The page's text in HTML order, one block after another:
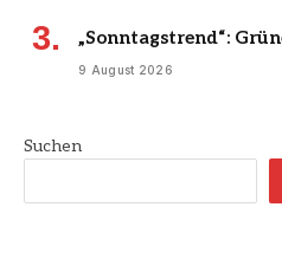
„Sonntagstrend“:
9 August 2026
Suchen